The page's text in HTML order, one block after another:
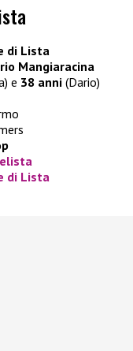
di Lista
Mangiaracina
e 38 anni (Dario)
di Lista